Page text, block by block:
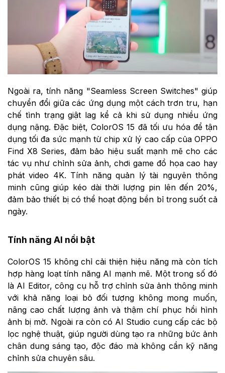
Ngoài ra, tính năng "Seamless Screen Switches" giúp
chuyển đổi giữa các ứng dụng một cách trơn tru, hạn
chế tình trạng giật lag kể cả khi sử dụng nhiều ứng
dụng nặng. Đặc biệt, ColorOS 15 đã tối ưu hóa để tận
dụng tối đa sức mạnh từ chip xử lý cao cấp của OPPO
Find X8 Series, đảm bảo hiệu suất mạnh mẽ cho các
tác vụ như chỉnh sửa ảnh, chơi game đồ họa cao hay
phát video 4K. Tính năng quản lý tài nguyên thông
minh cũng giúp kéo dài thời lượng pin lên đến 20%,
đảm bảo thiết bị có thể hoạt động bền bỉ trong suốt cả
ngày.
Tính năng AI nổi bật
ColorOS 15 không chỉ cải thiện hiệu năng mà còn tích
hợp hàng loạt tính năng AI mạnh mẽ. Một trong số đó
là AI Editor, công cụ hỗ trợ chỉnh sửa ảnh thông minh
với khả năng loại bỏ đối tượng không mong muốn,
nâng cao chất lượng ảnh và thậm chí phục hồi hình
ảnh bị mờ. Ngoài ra còn có AI Studio cung cấp các bộ
lọc nghệ thuật, giúp người dùng tạo ra những bức ảnh
chân dung sáng tạo, độc đáo mà không cần kỹ năng
chỉnh sửa chuyên sâu.